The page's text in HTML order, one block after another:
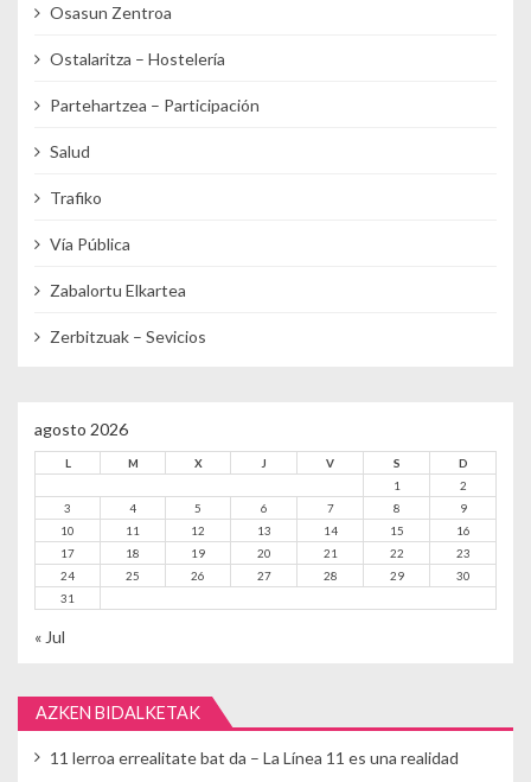
Osasun Zentroa
Ostalaritza – Hostelería
Partehartzea – Participación
Salud
Trafiko
Vía Pública
Zabalortu Elkartea
Zerbitzuak – Sevicios
agosto 2026
L M X J V S
D
1
2
3
4 5 6 7 8
9
10
11 12 13 14 15
16
17
18 19 20 21 22
23
24
25 26 27 28 29
30
31
« Jul
AZKEN BIDALKETAK
11 lerroa errealitate bat da – La Línea 11 es una realidad